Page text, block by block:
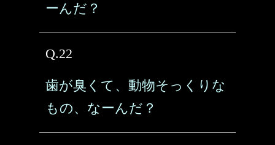
ーんだ？
Q.22
歯が臭くて、動物そっくりな
もの、なーんだ？